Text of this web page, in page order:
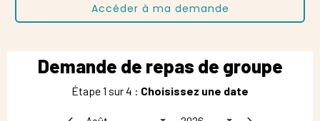
Accéder à ma demande